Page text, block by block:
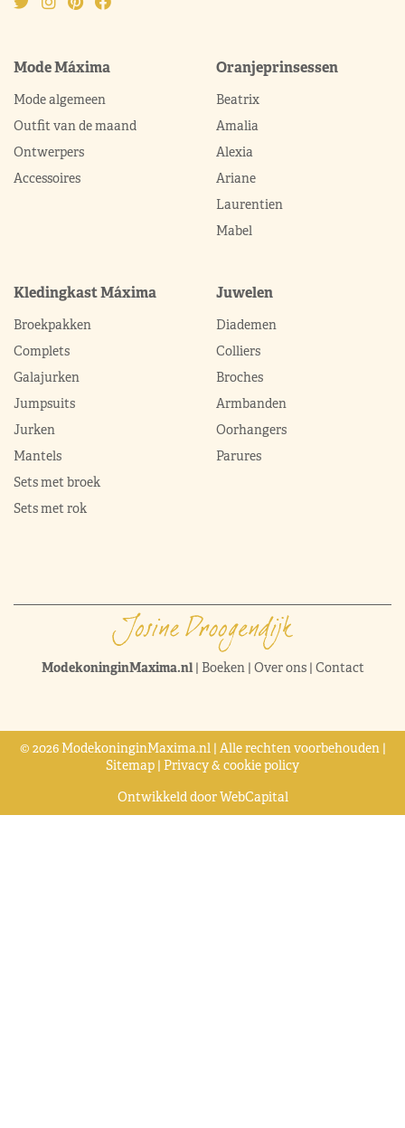
Mode Máxima
Mode algemeen
Outfit van de maand
Ontwerpers
Accessoires
Oranjeprinsessen
Beatrix
Amalia
Alexia
Ariane
Laurentien
Mabel
Kledingkast Máxima
Broekpakken
Complets
Galajurken
Jumpsuits
Jurken
Mantels
Sets met broek
Sets met rok
Juwelen
Diademen
Colliers
Broches
Armbanden
Oorhangers
Parures
ModekoninginMaxima.nl| Boeken| Over ons| Contact
© 2026 ModekoninginMaxima.nl | Alle rechten voorbehouden |
Sitemap | Privacy & cookie policy
Ontwikkeld doorWebCapital